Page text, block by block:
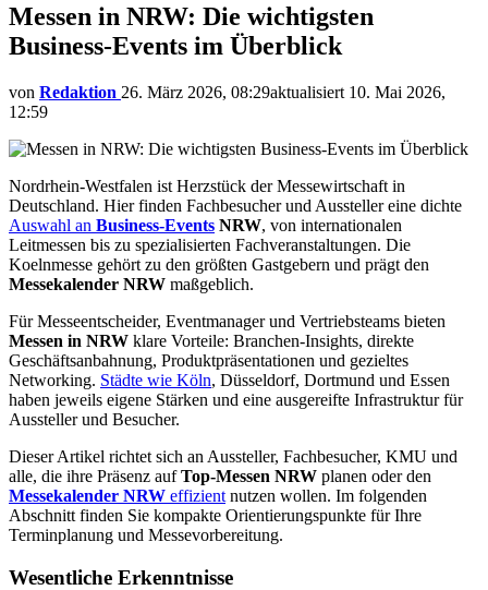
Messen in NRW: Die wichtigsten
Business-Events im Überblick
von Redaktion 26. März 2026, 08:29aktualisiert 10. Mai 2026,
12:59
Nordrhein-Westfalen ist Herzstück der Messewirtschaft in
Deutschland. Hier finden Fachbesucher und Aussteller eine dichte
Auswahl an Business-Events NRW, von internationalen
Leitmessen bis zu spezialisierten Fachveranstaltungen. Die
Koelnmesse gehört zu den größten Gastgebern und prägt den
Messekalender NRW maßgeblich.
Für Messeentscheider, Eventmanager und Vertriebsteams bieten
Messen in NRW klare Vorteile: Branchen-Insights, direkte
Geschäftsanbahnung, Produktpräsentationen und gezieltes
Networking. Städte wie Köln, Düsseldorf, Dortmund und Essen
haben jeweils eigene Stärken und eine ausgereifte Infrastruktur für
Aussteller und Besucher.
Dieser Artikel richtet sich an Aussteller, Fachbesucher, KMU und
alle, die ihre Präsenz aufTop-Messen NRW planen oder den
Messekalender NRW effizient nutzen wollen. Im folgenden
Abschnitt finden Sie kompakte Orientierungspunkte für Ihre
Terminplanung und Messevorbereitung.
Wesentliche Erkenntnisse